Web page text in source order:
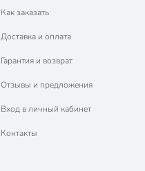
узор
машинный
8 Марта
Пасха
женщине
Как заказать
Доставка и оплата
Гарантия и возврат
Отзывы и предложения
Вход в личный кабинет
Контакты